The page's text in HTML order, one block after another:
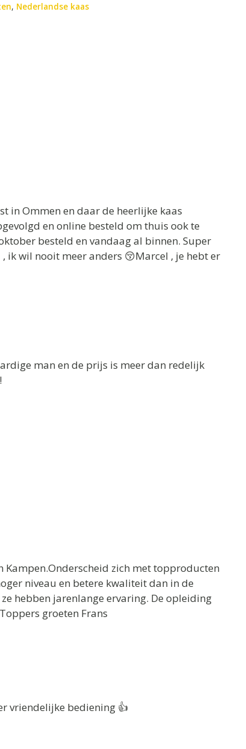
, Nederlandse kaas
in Ommen en daar de heerlijke kaas
en online besteld om thuis ook te
besteld en vandaag al binnen. Super
ik wil nooit meer anders 😚Marcel , je hebt er
man en de prijs is meer dan redelijk
Kampen.Onderscheid zich met topproducten
niveau en betere kwaliteit dan in de
hebben jarenlange ervaring. De opleiding
groeten Frans
vriendelijke bediening 👍